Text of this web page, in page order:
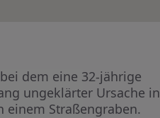
dem eine 32-jährige
ungeklärter Ursache in
einem Straßengraben.